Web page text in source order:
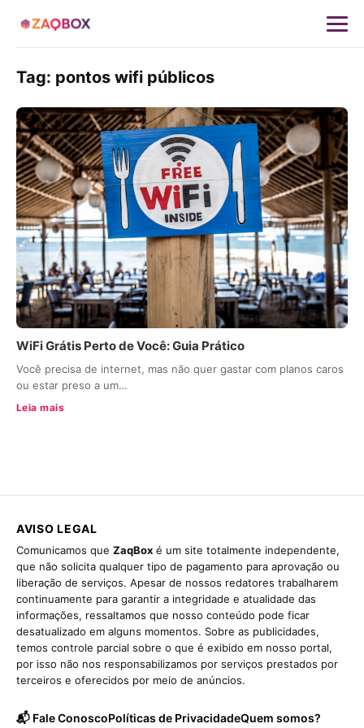
Tag: pontos wifi públicos
WiFi Grátis Perto de Você: Guia Prático
Você precisa de internet, mas não quer gastar com planos caros
ou estar preso a um…
Leia mais
AVISO LEGAL
Comunicamos que ZaqBox é um site totalmente independente,
que não solicita qualquer tipo de pagamento para aprovação ou
liberação de serviços. Apesar de nossos redatores trabalharem
continuamente para garantir a integridade e atualidade das
informações, ressaltamos que nosso conteúdo pode ficar
desatualizado em alguns momentos. Sobre as publicidades,
temos controle parcial sobre o que é exibido em nosso portal,
por isso não nos responsabilizamos por serviços prestados por
terceiros e oferecidos por meio de anúncios.
📬 Fale ConoscoPolíticas de PrivacidadeQuem somos?